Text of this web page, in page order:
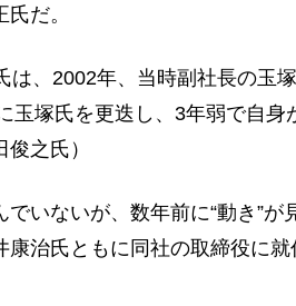
だ。
は、2002年、当時副社長の玉
玉塚氏を更迭し、3年弱で自身
之氏）
いないが、数年前に“動き”が
治氏ともに同社の取締役に就